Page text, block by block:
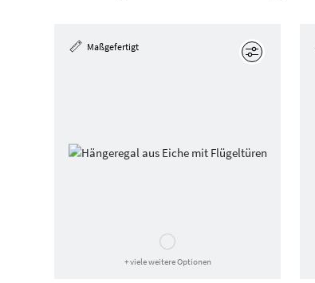
Maßgefertigt
+ viele weitere Optionen